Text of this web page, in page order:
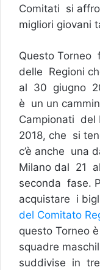
Comitati si
migliori giovani
Questo
delle Regioni
al 30 giugno
è un un
Campionati del
2018, che si
c’è anche una
Milano dal 21
seconda fase.
acquistare i
del Comitato
questo Torneo
squadre
suddivise in